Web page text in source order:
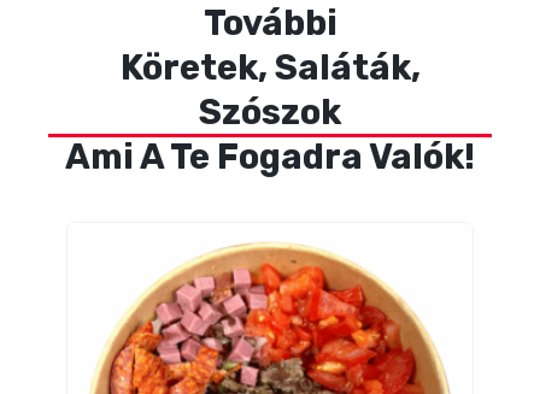
További
Köretek, Saláták,
Szószok
Ami A Te Fogadra Valók!